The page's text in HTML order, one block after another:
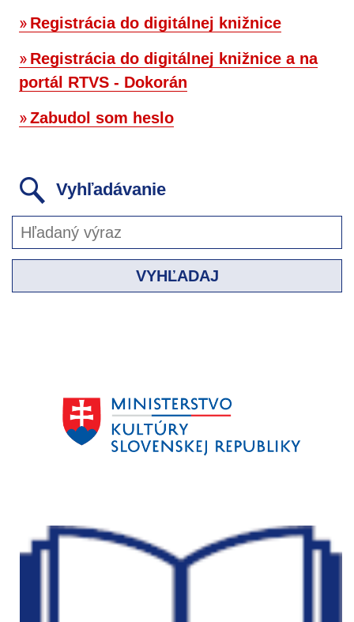
Registrácia do digitálnej knižnice
Registrácia do digitálnej knižnice a na
portál RTVS - Dokorán
Zabudol som heslo
Vyhľadávanie
VYHĽADAJ